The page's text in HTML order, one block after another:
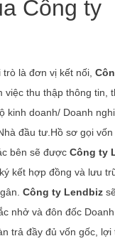
Công ty
là đơn vị kết nối,
việc thu thập thông tin,
kinh doanh/ Doanh
đầu tư.Hồ sơ gọi
bên sẽ được Công ty
kết hợp đồng và lưu
Công ty Lendbiz
nhở và đôn đốc
trả đầy đủ vốn gốc,